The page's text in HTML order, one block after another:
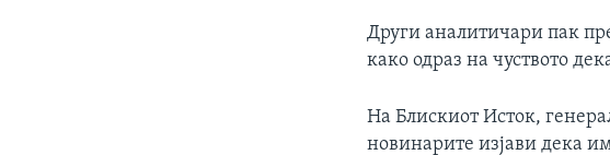
Други аналитичари пак
како одраз на чуството
На Блискиот Исток,
новинарите изјави дека